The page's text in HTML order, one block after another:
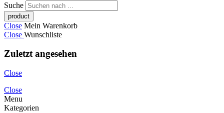
Suche
Close Mein Warenkorb
Close Wunschliste
Zuletzt angesehen
Close
Close
Menu
Kategorien